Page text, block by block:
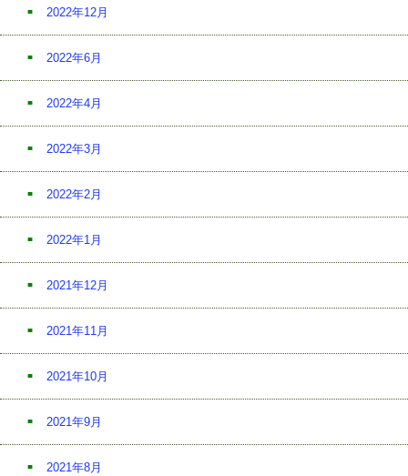
2022年12月
2022年6月
2022年4月
2022年3月
2022年2月
2022年1月
2021年12月
2021年11月
2021年10月
2021年9月
2021年8月